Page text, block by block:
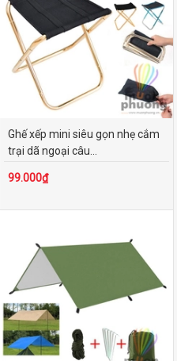
Ghế xếp mini siêu gọn nhẹ cắm
trại dã ngoại câu...
99.000₫